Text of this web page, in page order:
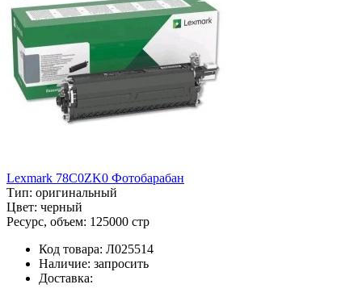
Lexmark 78C0ZK0 Фотобарабан
Тип: оригинальный
Цвет: черный
Ресурс, объем: 125000 стр
Код товара: Л025514
Наличие: запросить
Доставка: